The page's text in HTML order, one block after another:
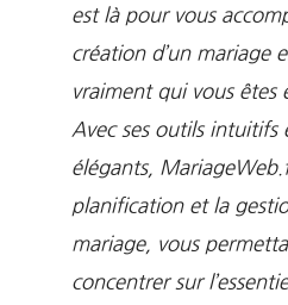
est là pour vous
création d’un mariage
vraiment qui vous êtes
Avec ses outils intuitifs
élégants,
planification et la
mariage, vous
concentrer sur